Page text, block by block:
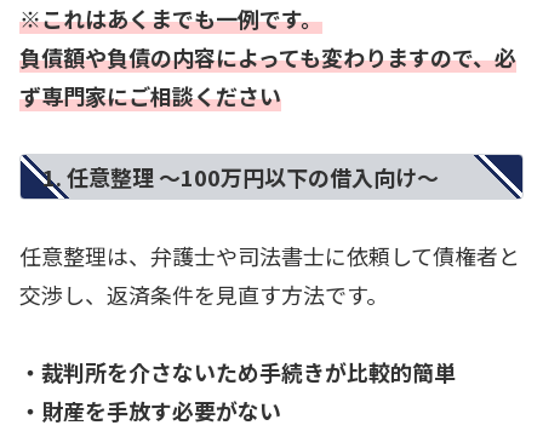
※これはあくまでも一例です。
負債額や負債の内容によっても変わりますので、必
ず専門家にご相談ください
1. 任意整理 ～100万円以下の借入向け～
任意整理は、弁護士や司法書士に依頼して債権者と
交渉し、返済条件を見直す方法です。
・裁判所を介さないため手続きが比較的簡単
・財産を手放す必要がない